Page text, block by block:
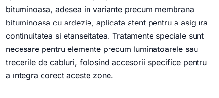
bituminoasa, adesea in variante precum membrana
bituminoasa cu ardezie, aplicata atent pentru a asigura
continuitatea si etanseitatea. Tratamente speciale sunt
necesare pentru elemente precum luminatoarele sau
trecerile de cabluri, folosind accesorii specifice pentru
a integra corect aceste zone.